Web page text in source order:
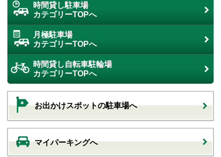
時間貸し駐車場
カテゴリーTOPへ
月極駐車場
カテゴリーTOPへ
時間貸し自転車駐輪場
カテゴリーTOPへ
お出かけスポットの駐車場へ
マイパーキングへ